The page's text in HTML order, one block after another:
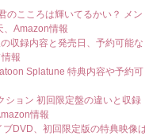
のこころは輝いてるかい？ メン
、Amazon情報
収録内容と発売日、予約可能な
報
Splatune 特典内容や予約可
ション 初回限定盤の違いと収録
情報
DVD、初回限定版の特典映像